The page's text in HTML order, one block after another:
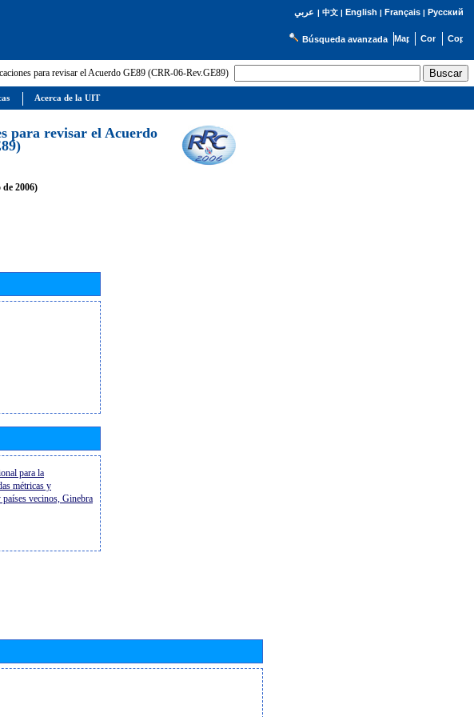
عربي | 中文| English | Français| Русский
Búsqueda avanzada
para revisar el Acuerdo GE89 (CRR-06-Rev.GE89)
para revisar el Acuerdo
2006)
para la
métricas y
vecinos, Ginebra
Acerca de la UIT